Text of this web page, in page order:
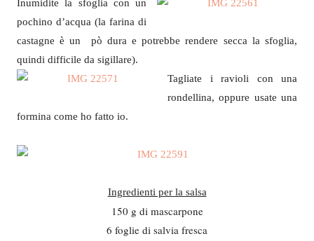
Inumidite la sfoglia con un
pochino d’acqua (la farina di
castagne è un pò dura e potrebbe rendere secca la sfoglia,
quindi difficile da sigillare).
Tagliate i ravioli con una
rondellina, oppure usate una
formina come ho fatto io.
Ingredienti per la salsa
150 g di mascarpone
6 foglie di salvia fresca